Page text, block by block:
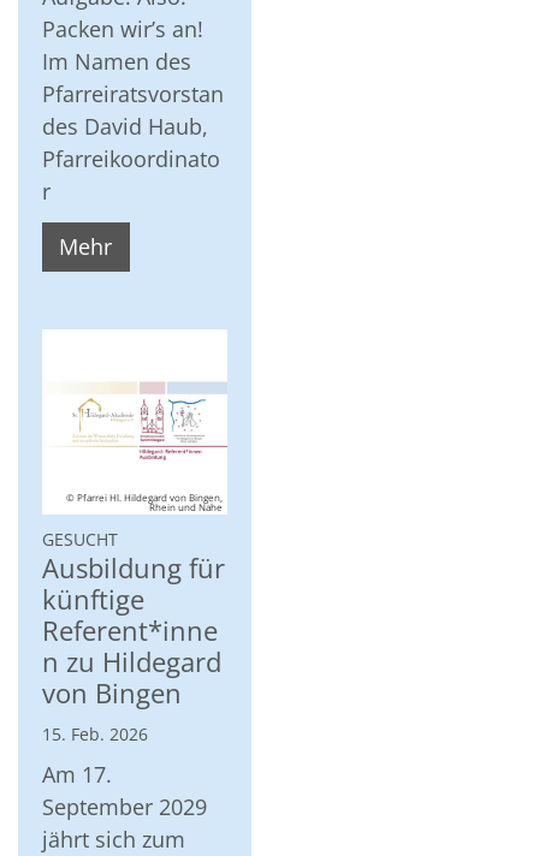
Packen wir’s an!
Im Namen des
Pfarreiratsvorstan
des David Haub,
Pfarreikoordinato
r
Mehr
© Pfarrei Hl. Hildegard von Bingen,
Rhein und Nahe
GESUCHT:
Ausbildung für
künftige
Referent*inne
n zu Hildegard
von Bingen
15. Feb. 2026
Am 17.
September 2029
jährt sich zum